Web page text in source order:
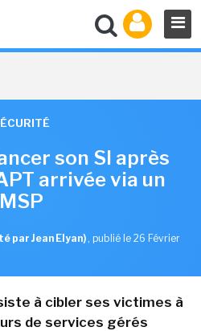
son SI après
arrivée via un
MSP
par Jean Elyan) , publié le 26 Février
à cibler ses victimes à
de services gérés